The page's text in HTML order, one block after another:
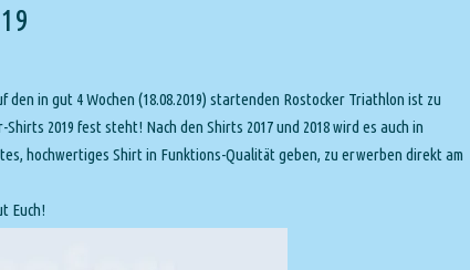
in gut 4 Wochen (18.08.2019) startenden Rostocker Triathlon ist zu
2019 fest steht! Nach den Shirts 2017 und 2018 wird es auch in
hochwertiges Shirt in Funktions-Qualität geben, zu erwerben direkt am
Euch!